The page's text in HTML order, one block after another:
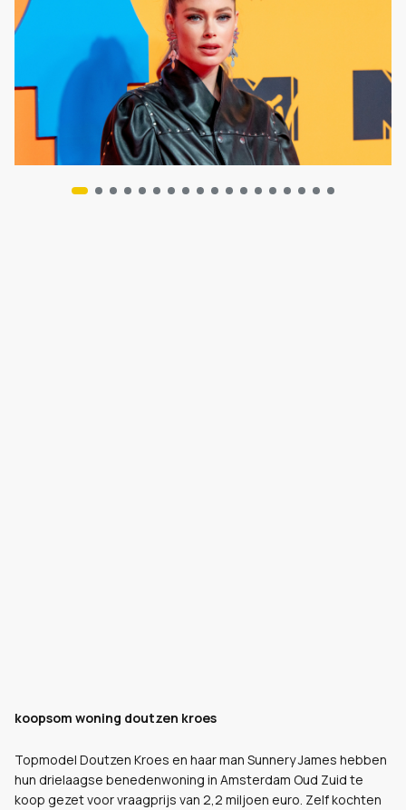
koopsom woning doutzen kroes
Topmodel Doutzen Kroes en haar man Sunnery James hebben
hun drielaagse benedenwoning in Amsterdam Oud Zuid te
koop gezet voor vraagprijs van 2,2 miljoen euro. Zelf kochten